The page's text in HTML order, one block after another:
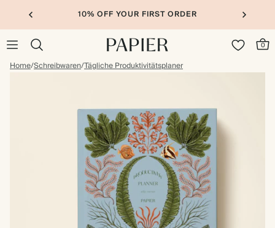
10% OFF YOUR FIRST ORDER
0
Home/Schreibwaren/Tägliche Produktivitätsplaner